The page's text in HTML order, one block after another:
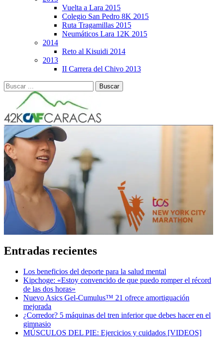
Vuelta a Lara 2015
Colegio San Pedro 8K 2015
Ruta Tragamillas 2015
Neumáticos Lara 12K 2015
2014
Reto al Kisuidi 2014
2013
II Carrera del Chivo 2013
Buscar:
Entradas recientes
Los beneficios del deporte para la salud mental
Kipchoge: «Estoy convencido de que puedo romper el récord
de las dos horas»
Nuevo Asics Gel-Cumulus™ 21 ofrece amortiguación
mejorada
¿Corredor? 5 máquinas del tren inferior que debes hacer en el
gimnasio
MÚSCULOS DEL PIE: Ejercicios y cuidados [VIDEOS]